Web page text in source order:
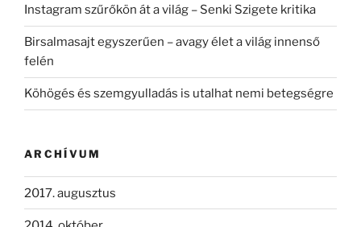
Instagram szűrőkön át a világ – Senki Szigete kritika
Birsalmasajt egyszerűen – avagy élet a világ innenső
felén
Köhögés és szemgyulladás is utalhat nemi betegségre
ARCHÍVUM
2017. augusztus